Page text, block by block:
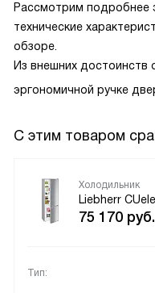
Рассмотрим подробнее
технические
обзоре.
Из внешних достоинств
эргономичной ручке
С этим товаром
Холодильник
Liebherr
75 170 руб.
Тип: